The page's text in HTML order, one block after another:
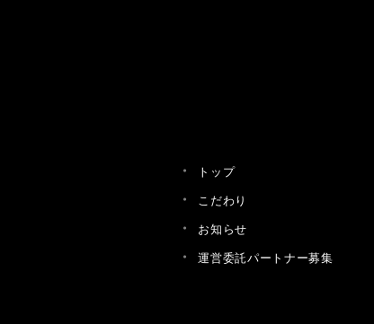
トップ
こだわり
お知らせ
運営委託パートナー募集